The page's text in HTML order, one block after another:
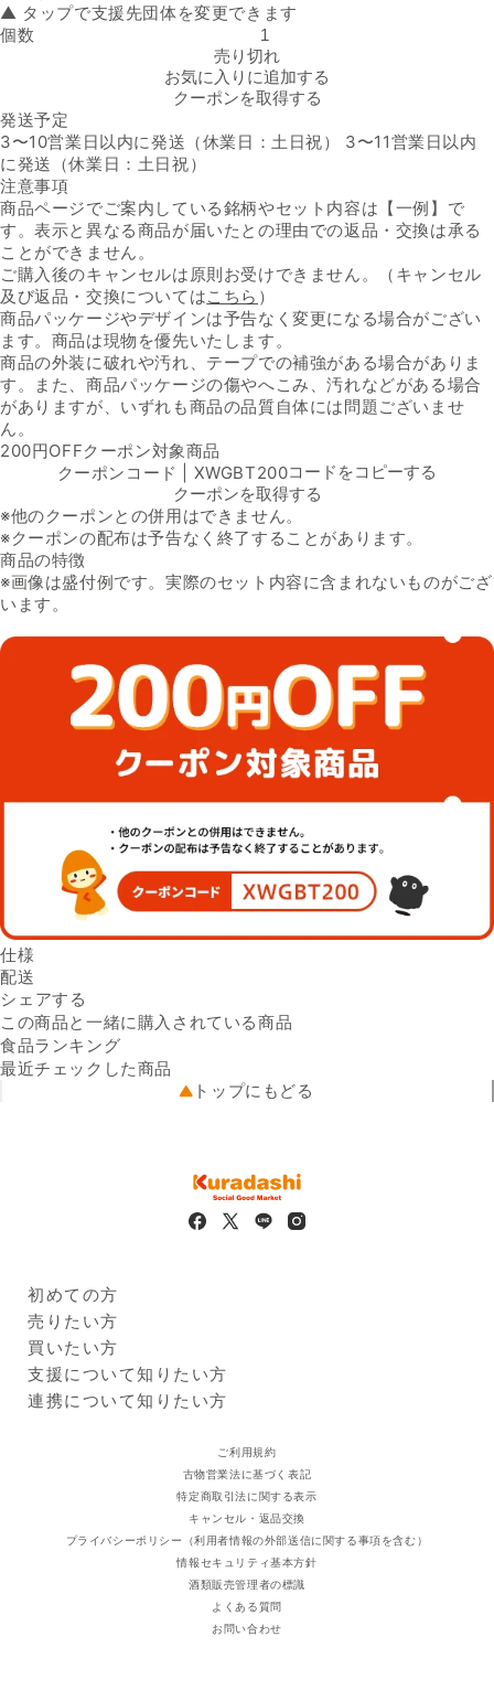
▲ タップで支援先団体を変更できます
個数博多華味鳥「手羽元カレー」200g×4食（47A-342）の数量を減らす
売り切れ
お気に入りに追加する
クーポンを取得する
発送予定
3〜10営業日以内に発送（休業日：土日祝） 3〜11営業日以内
に発送（休業日：土日祝）
注意事項
商品ページでご案内している銘柄やセット内容は【一例】で
す。表示と異なる商品が届いたとの理由での返品・交換は承る
ことができません。
ご購入後のキャンセルは原則お受けできません。（キャンセル
及び返品・交換についてはこちら ）
商品パッケージやデザインは予告なく変更になる場合がござい
ます。商品は現物を優先いたします。
商品の外装に破れや汚れ、テープでの補強がある場合がありま
す。また、商品パッケージの傷やへこみ、汚れなどがある場合
がありますが、いずれも商品の品質自体には問題ございませ
ん。
200円OFFクーポン対象商品
クーポンコード | XWGBT200コードをコピーする
クーポンを取得する
※他のクーポンとの併用はできません。
※クーポンの配布は予告なく終了することがあります。
商品の特徴
※画像は盛付例です。実際のセット内容に含まれないものがござ
います。
仕様
クーポン情報
XWGBT200
ンの配布は予告なく終了する
鶏「華味鳥」のチキンカレー
です。鶏がらスープを隠し味
に加えてコクのある味わいに
賞味期限
商品画像はイメージのため、実際の商品と異なる場合がござい
ます。特にご希望がございましたら、現在の商品を確認させて
原材料表示・アレルギー情報は商品画像・現物の一括表示ラベ
ルからご確認ください。食品の原材料表示については、掲載の
内容と実物の表記が異なることがございます。お手元に届きま
したら実物の一括表示にて、原材料等をご確認くださいますよ
うお願い申し上げます。
配送
送料
る可能性があります。
出荷元
配送業者
全国
シェアする
この商品と一緒に購入されている商品
食品ランキング
最近チェックした商品
トップにもどる
初めての方
Kuradashiとは
ご利用ガイド
売りたい方
クラダシに出品する
出品企業
買いたい方
商品一覧
ログイン・新規登録
支援について知りたい方
支援レポート
連携について知りたい方
ご利用規約
古物営業法に基づく表記
特定商取引法に関する表示
キャンセル・返品交換
プライバシーポリシー（利用者情報の外部送信に関する事項を含む）
情報セキュリティ基本方針
酒類販売管理者の標識
よくある質問
お問い合わせ